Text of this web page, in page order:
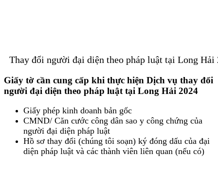
Thay đổi người đại diện theo pháp luật tại Long Hải
Giấy tờ cần cung cấp khi thực hiện Dịch vụ thay đổi
người đại diện theo pháp luật tại Long Hải 2024
Giấy phép kinh doanh bản gốc
CMND/ Căn cước công dân sao y công chứng của
người đại diện pháp luật
Hồ sơ thay đổi (chúng tôi soạn) ký đóng dấu của đại
diện pháp luật và các thành viên liên quan (nếu có)